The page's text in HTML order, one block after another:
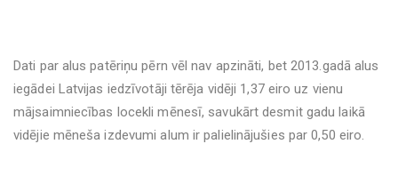
Dati par alus patēriņu pērn vēl nav apzināti, bet 2013.gadā alus
iegādei Latvijas iedzīvotāji tērēja vidēji 1,37 eiro uz vienu
mājsaimniecības locekli mēnesī, savukārt desmit gadu laikā
vidējie mēneša izdevumi alum ir palielinājušies par 0,50 eiro.